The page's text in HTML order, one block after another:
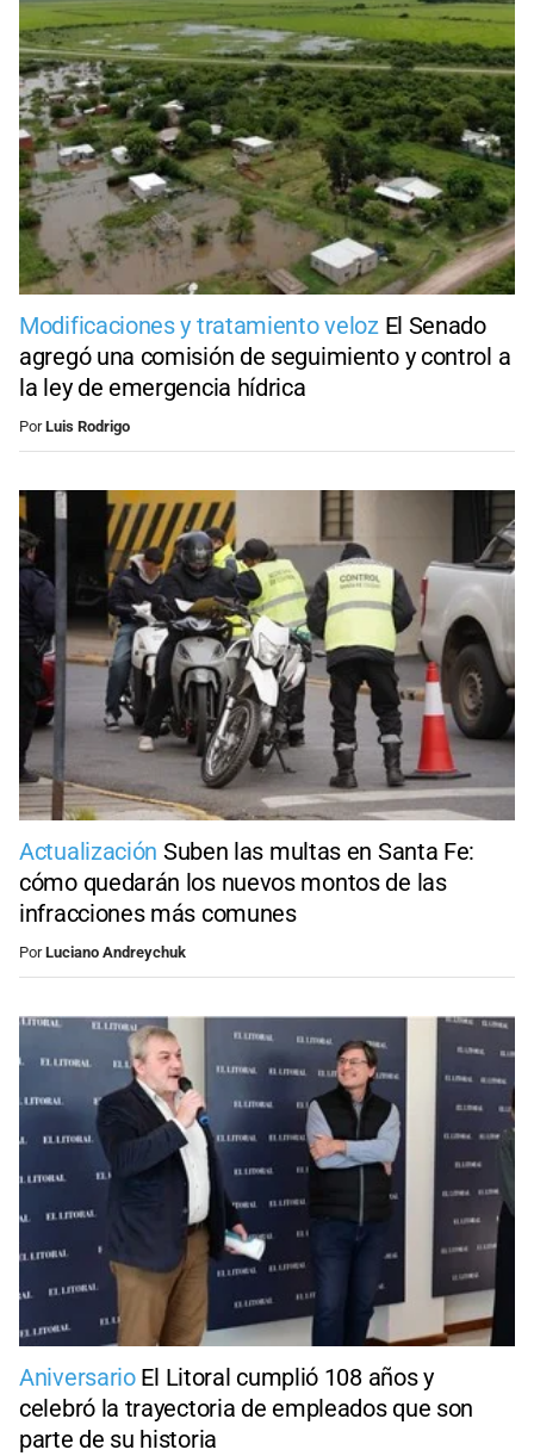
Modificaciones y tratamiento veloz El Senado
agregó una comisión de seguimiento y control a
la ley de emergencia hídrica
PorLuis Rodrigo
Actualización Suben las multas en Santa Fe:
cómo quedarán los nuevos montos de las
infracciones más comunes
PorLuciano Andreychuk
Aniversario El Litoral cumplió 108 años y
celebró la trayectoria de empleados que son
parte de su historia